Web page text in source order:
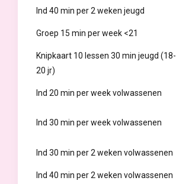
Ind 40 min per 2 weken jeugd
Groep 15 min per week <21
Knipkaart 10 lessen 30 min jeugd (18-
20 jr)
Ind 20 min per week volwassenen
Ind 30 min per week volwassenen
Ind 30 min per 2 weken volwassenen
Ind 40 min per 2 weken volwassenen